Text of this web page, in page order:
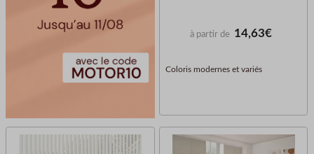
à partir de 14,63€
Coloris modernes et variés